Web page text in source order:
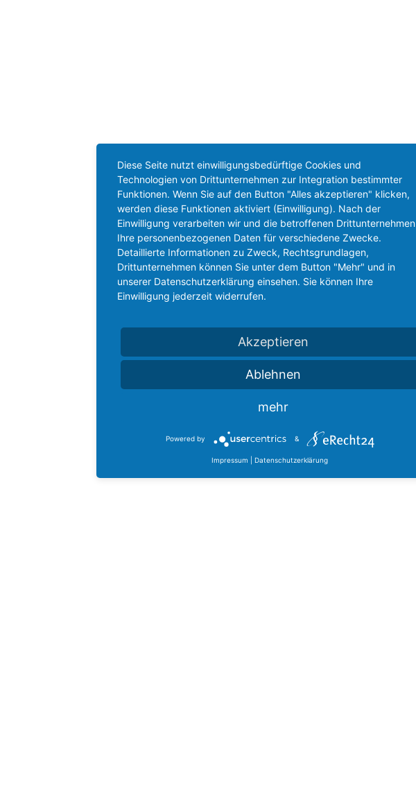
Diese Seite nutzt einwilligungsbedürftige Cookies und
Technologien von Drittunternehmen zur Integration bestimmter
Funktionen. Wenn Sie auf den Button "Alles akzeptieren" klicken,
werden diese Funktionen aktiviert (Einwilligung). Nach der
Einwilligung verarbeiten wir und die betroffenen Drittunternehmen
Ihre personenbezogenen Daten für verschiedene Zwecke.
Detaillierte Informationen zu Zweck, Rechtsgrundlagen,
Drittunternehmen können Sie unter dem Button "Mehr" und in
unserer Datenschutzerklärung einsehen. Sie können Ihre
Einwilligung jederzeit widerrufen.
Akzeptieren
Ablehnen
mehr
Powered by &
Impressum Datenschutzerklärung